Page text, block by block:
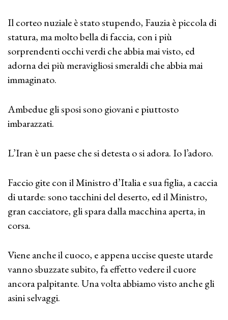
Il corteo nuziale è stato stupendo, Fauzia è piccola di
statura, ma molto bella di faccia, con i più
sorprendenti occhi verdi che abbia mai visto, ed
adorna dei più meravigliosi smeraldi che abbia mai
immaginato.
Ambedue gli sposi sono giovani e piuttosto
imbarazzati.
L’Iran è un paese che si detesta o si adora. Io l’adoro.
Faccio gite con il Ministro d’Italia e sua figlia, a caccia
di utarde: sono tacchini del deserto, ed il Ministro,
gran cacciatore, gli spara dalla macchina aperta, in
corsa.
Viene anche il cuoco, e appena uccise queste utarde
vanno sbuzzate subito, fa effetto vedere il cuore
ancora palpitante. Una volta abbiamo visto anche gli
asini selvaggi.